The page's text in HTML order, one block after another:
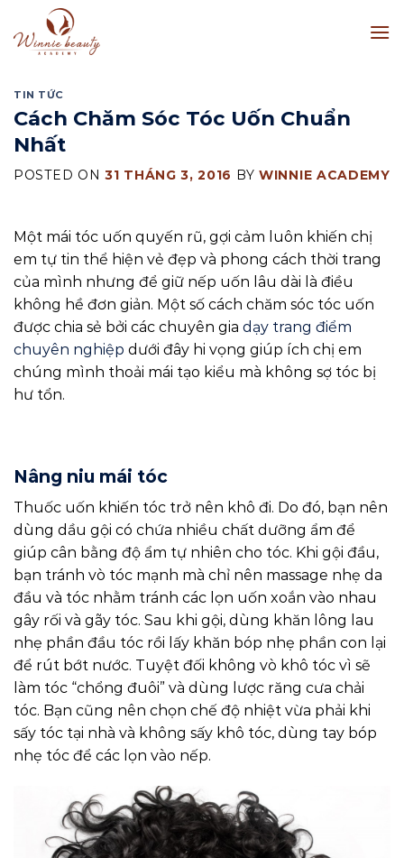
to
content
TIN TỨC
Cách Chăm Sóc Tóc Uốn Chuẩn
Nhất
POSTED ON 31 THÁNG 3, 2016 BYWINNIE ACADEMY
Một mái tóc uốn quyến rũ, gợi cảm luôn khiến chị
em tự tin thể hiện vẻ đẹp và phong cách thời trang
của mình nhưng để giữ nếp uốn lâu dài là điều
không hề đơn giản. Một số cách chăm sóc tóc uốn
được chia sẻ bởi các chuyên gia dạy trang điểm
chuyên nghiệp dưới đây hi vọng giúp ích chị em
chúng mình thoải mái tạo kiểu mà không sợ tóc bị
hư tổn.
Nâng niu mái tóc
Thuốc uốn khiến tóc trở nên khô đi. Do đó, bạn nên
dùng dầu gội có chứa nhiều chất dưỡng ẩm để
giúp cân bằng độ ẩm tự nhiên cho tóc. Khi gội đầu,
bạn tránh vò tóc mạnh mà chỉ nên massage nhẹ da
đầu và tóc nhằm tránh các lọn uốn xoắn vào nhau
gây rối và gãy tóc. Sau khi gội, dùng khăn lông lau
nhẹ phần đầu tóc rồi lấy khăn bóp nhẹ phần con lại
để rút bớt nước. Tuyệt đối không vò khô tóc vì sẽ
làm tóc “chổng đuôi” và dùng lược răng cưa chải
tóc. Bạn cũng nên chọn chế độ nhiệt vừa phải khi
sấy tóc tại nhà và không sấy khô tóc, dùng tay bóp
nhẹ tóc để các lọn vào nếp.